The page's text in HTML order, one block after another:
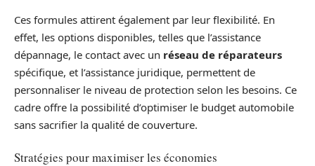
Ces formules attirent également par leur flexibilité. En
effet, les options disponibles, telles que l’assistance
dépannage, le contact avec un réseau de réparateurs
spécifique, et l’assistance juridique, permettent de
personnaliser le niveau de protection selon les besoins. Ce
cadre offre la possibilité d’optimiser le budget automobile
sans sacrifier la qualité de couverture.
Stratégies pour maximiser les économies